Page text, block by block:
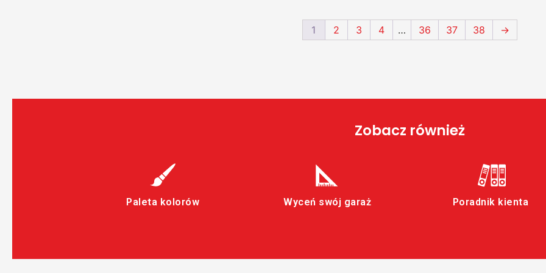
1 2 3 4 … 36 37 38 →
Zobacz również
Paleta kolorów Wyceń swój garaż Poradnik kienta